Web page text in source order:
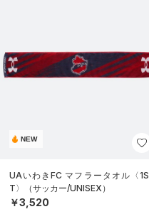
NEW
UAいわきFC マフラータオル〈1S
T〉（サッカー/UNISEX）
￥3,520